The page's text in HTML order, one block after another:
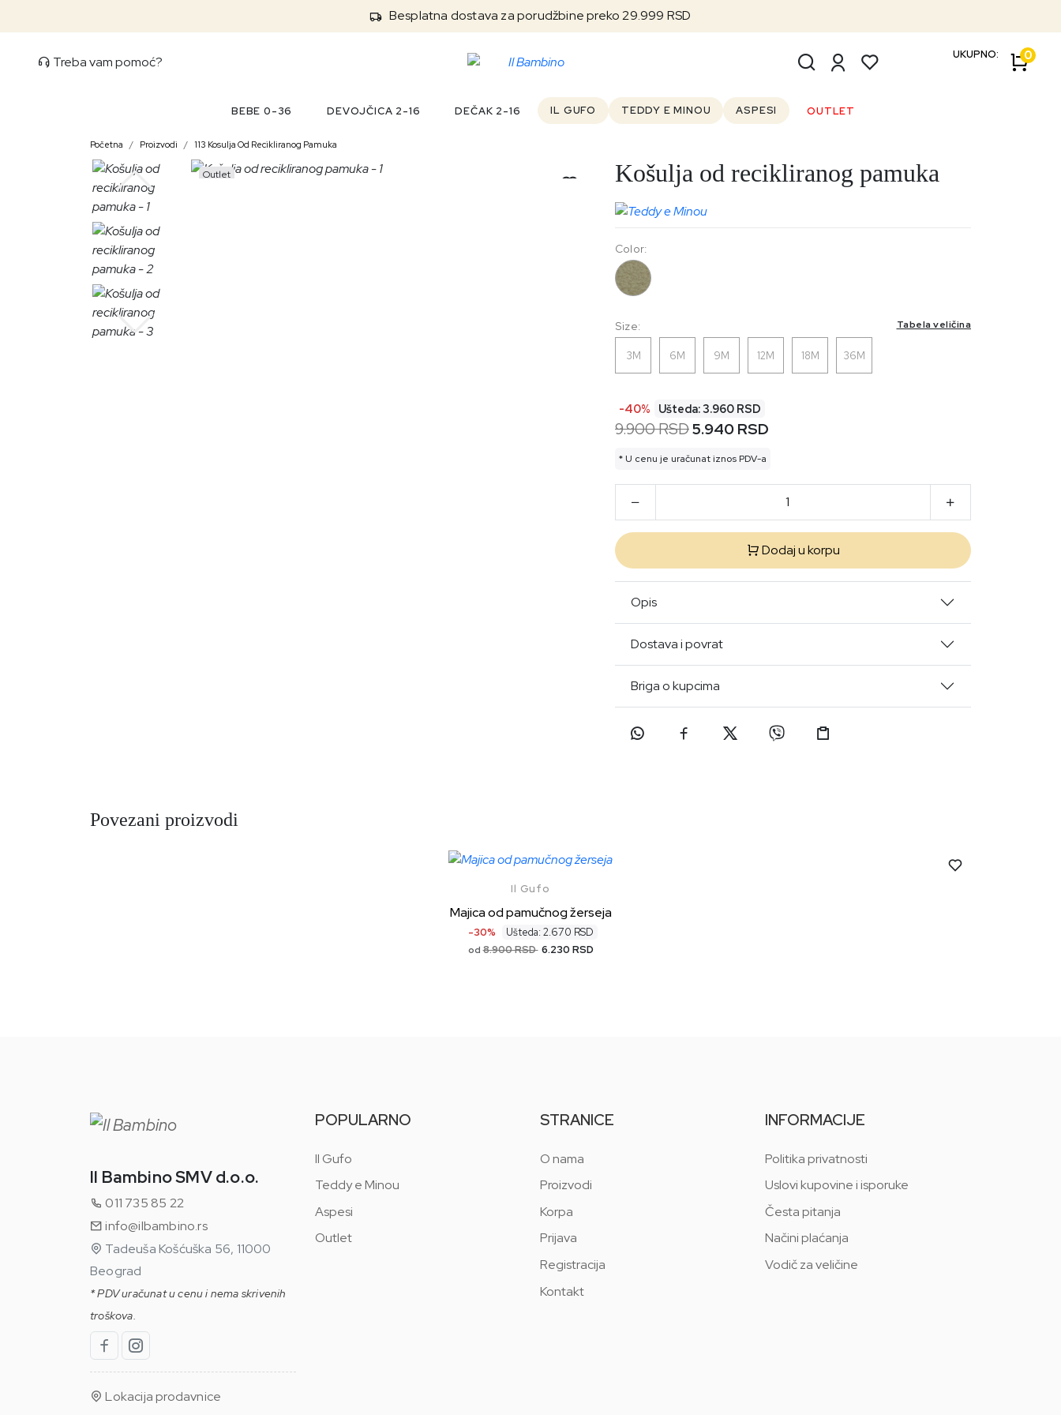
Besplatna dostava za porudžbine preko 29.999 RSD
Treba vam pomoć? 0
UKUPNO:
BEBE 0-36 DEVOJČICA 2-16 DEČAK 2-16 IL GUFO TEDDY E MINOU ASPESI OUTLET
Početna Proizvodi 113 Kosulja Od Recikliranog Pamuka
Outlet Outlet
Košulja od recikliranog pamuka
Size: Tabela veličina
3M 6M 9M 12M 18M 36M
Color:
113
-40% Ušteda: 3.960 RSD
9.900 RSD5.940 RSD
* U cenu je uračunat iznos PDV-a
Dodaj u korpu
Opis
Dostava i povrat
Briga o kupcima
Povezani proizvodi
Il Gufo
Majica od pamučnog žerseja
-30% Ušteda: 2.670 RSD
od 8.900 RSD 6.230 RSD
Il Bambino SMV d.o.o.
011 735 85 22
info@ilbambino.rs
Tadeuša Košćuška 56, 11000
Beograd
* PDV uračunat u cenu i nema skrivenih
troškova.
Lokacija prodavnice
POPULARNO
Il Gufo
Teddy e Minou
Aspesi
Outlet
STRANICE
O nama
Proizvodi
Korpa
Prijava
Registracija
Kontakt
INFORMACIJE
Politika privatnosti
Uslovi kupovine i isporuke
Česta pitanja
Načini plaćanja
Vodič za veličine